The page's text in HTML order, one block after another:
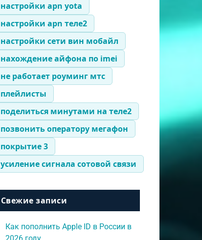
настройки apn yota
настройки apn теле2
настройки сети вин мобайл
нахождение айфона по imei
не работает роуминг мтс
плейлисты
поделиться минутами на теле2
позвонить оператору мегафон
покрытие 3
усиление сигнала сотовой связи
Свежие записи
Как пополнить Apple ID в России в